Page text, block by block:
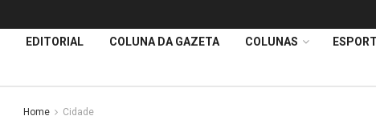
EDITORIAL COLUNA DA GAZETA COLUNAS
Home Cidade